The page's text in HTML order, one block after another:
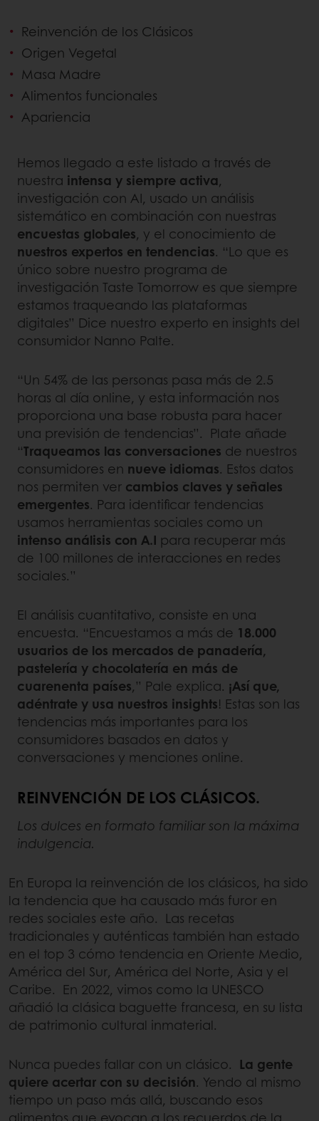
Reinvención de los Clásicos
Origen Vegetal
Masa Madre
Alimentos funcionales
Apariencia
Hemos llegado a este listado a través de
nuestra intensa y siempre activa,
investigación con AI, usado un análisis
sistemático en combinación con nuestras
encuestas globales, y el conocimiento de
nuestros expertos en tendencias. “Lo que es
único sobre nuestro programa de
investigación Taste Tomorrow es que siempre
estamos traqueando las plataformas
digitales” Dice nuestro experto en insights del
consumidor Nanno Palte.
“Un 54% de las personas pasa más de 2.5
horas al día online, y esta información nos
proporciona una base robusta para hacer
una previsión de tendencias”. Plate añade
“Traqueamos las conversaciones de nuestros
consumidores en nueve idiomas. Estos datos
nos permiten ver cambios claves y señales
emergentes. Para identificar tendencias
usamos herramientas sociales como un
intenso análisis con A.I para recuperar más
de 100 millones de interacciones en redes
sociales.”
El análisis cuantitativo, consiste en una
encuesta. “Encuestamos a más de 18.000
usuarios de los mercados de panadería,
pastelería y chocolatería en más de
cuarenenta países,” Pale explica. ¡Así que,
adéntrate y usa nuestros insights! Estas son las
tendencias más importantes para los
consumidores basados en datos y
conversaciones y menciones online.
REINVENCIÓN DE LOS CLÁSICOS.
Los dulces en formato familiar son la máxima
indulgencia.
En Europa la reinvención de los clásicos, ha sido
la tendencia que ha causado más furor en
redes sociales este año. Las recetas
tradicionales y auténticas también han estado
en el top 3 cómo tendencia en Oriente Medio,
América del Sur, América del Norte, Asia y el
Caribe. En 2022, vimos como la UNESCO
añadió la clásica baguette francesa, en su lista
de patrimonio cultural inmaterial.
Nunca puedes fallar con un clásico. La gente
quiere acertar con su decisión. Yendo al mismo
tiempo un paso más allá, buscando esos
alimentos que evocan a los recuerdos de la